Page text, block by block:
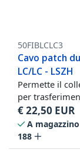
50FIBLCLC3
Cavo patch
LC/LC - LSZH
Permette il
per
€22,50 EUR
A magazzino
188